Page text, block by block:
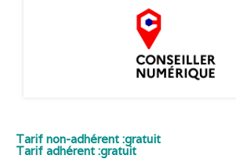
Tarif non-adhérent :gratuit
Tarif adhérent :gratuit